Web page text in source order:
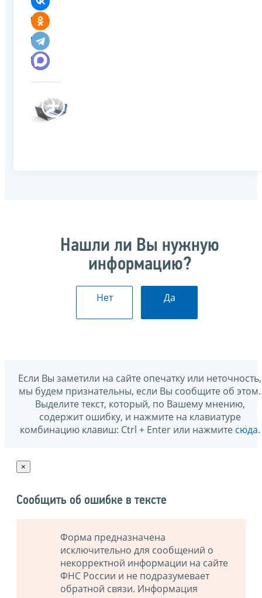
Нашли ли Вы нужную
информацию?
Нет Да
Если Вы заметили на сайте опечатку или неточность,
мы будем признательны, если Вы сообщите об этом.
Выделите текст, который, по Вашему мнению,
содержит ошибку, и нажмите на клавиатуре
комбинацию клавиш: Ctrl + Enter или нажмите сюда.
×
Сообщить об ошибке в тексте
Форма предназначена
исключительно для сообщений о
некорректной информации на сайте
ФНС России и не подразумевает
обратной связи. Информация